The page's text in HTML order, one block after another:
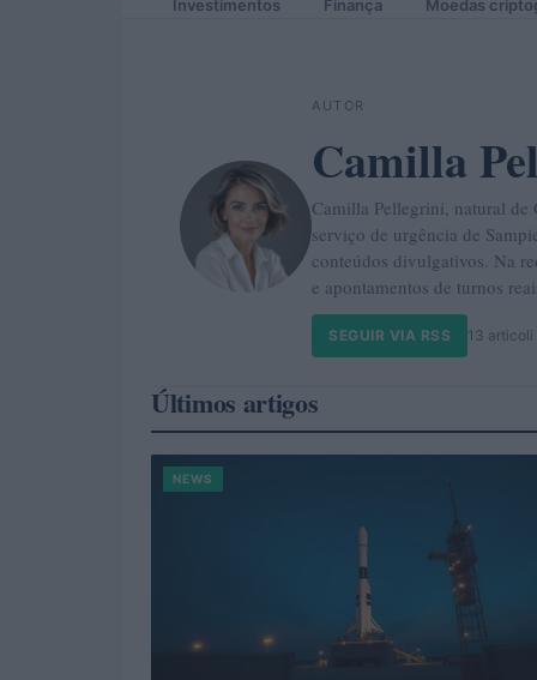
Investimentos Finança Moedas
AUTOR
Camilla
Camilla Pellegrini, natural de
serviço de urgência de
conteúdos divulgativos. Na
e apontamentos de turnos
SEGUIR VIA RSS 13 articoli
Últimos artigos
NEWS